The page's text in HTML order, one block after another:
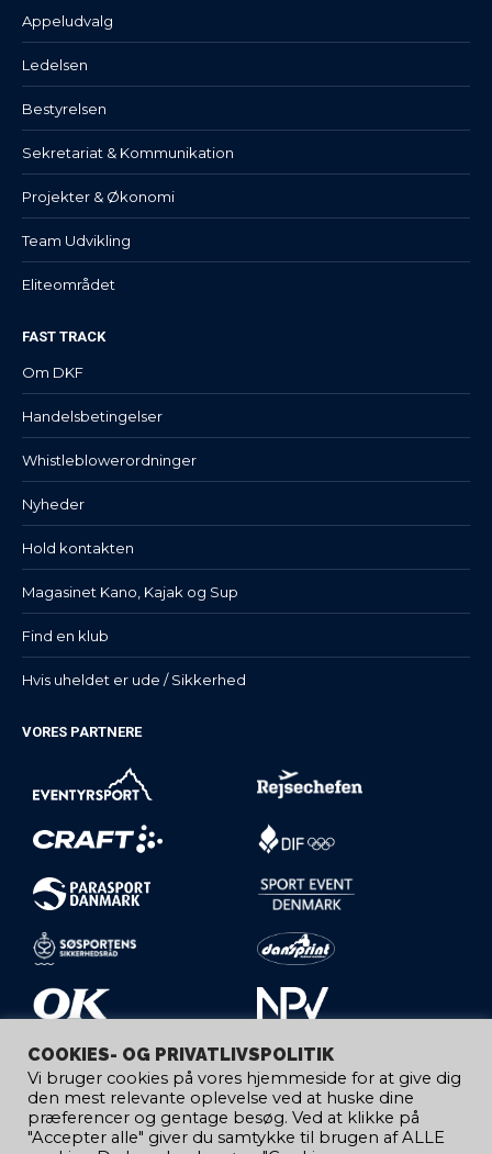
Appeludvalg
Ledelsen
Bestyrelsen
Sekretariat & Kommunikation
Projekter & Økonomi
Team Udvikling
Eliteområdet
FAST TRACK
Om DKF
Handelsbetingelser
Whistleblowerordninger
Nyheder
Hold kontakten
Magasinet Kano, Kajak og Sup
Find en klub
Hvis uheldet er ude / Sikkerhed
VORES PARTNERE
COOKIES- OG PRIVATLIVSPOLITIK
Vi bruger cookies på vores hjemmeside for at give dig
den mest relevante oplevelse ved at huske dine
præferencer og gentage besøg. Ved at klikke på
"Accepter alle" giver du samtykke til brugen af ​​ALLE